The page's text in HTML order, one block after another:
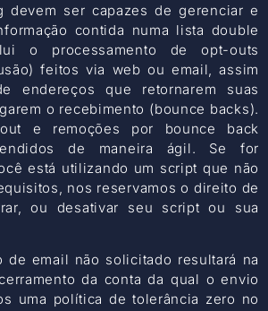
devem ser capazes de gerenciar e
contida numa lista double
o processamento de opt-outs
feitos via web ou email, assim
endereços que retornarem suas
o recebimento (bounce backs).
e remoções por bounce back
de maneira ágil. Se for
está utilizando um script que não
nos reservamos o direito de
ou desativar seu script ou sua
de email não solicitado resultará na
da conta da qual o envio
uma política de tolerância zero no